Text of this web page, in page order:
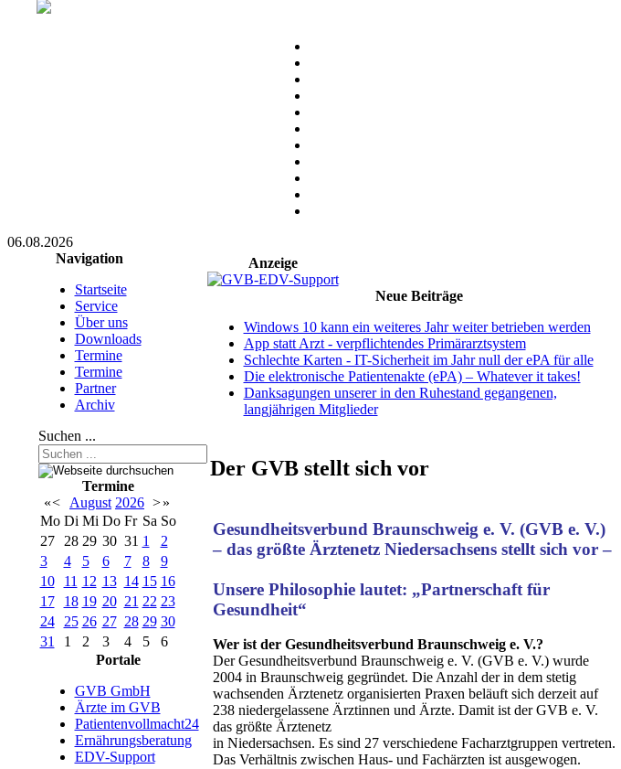
06.08.2026
Navigation
Startseite
Service
Über uns
Downloads
Termine
Termine
Partner
Archiv
Suchen ...
Termine
«< August 2026 >»
Mo Di Mi Do Fr Sa So
27
28 29 30 31 1
2
3
4 5 6 7 8
9
10
11 12 13 14 15 16
17
18 19 20 21 22 23
24
25 26 27 28 29 30
31
1 2 3 4 5
6
Portale
GVB GmbH
Ärzte im GVB
Patientenvollmacht24
Ernährungsberatung
EDV-Support
Anzeige
Neue Beiträge
Windows 10 kann ein weiteres Jahr weiter betrieben werden
App statt Arzt - verpflichtendes Primärarztsystem
Schlechte Karten - IT-Sicherheit im Jahr null der ePA für alle
Die elektronische Patientenakte (ePA) – Whatever it takes!
Danksagungen unserer in den Ruhestand gegangenen,
langjährigen Mitglieder
Der GVB stellt sich vor
Gesundheitsverbund Braunschweig e. V. (GVB e. V.)
– das größte Ärztenetz Niedersachsens stellt sich vor –
Unsere Philosophie lautet: „Partnerschaft für
Gesundheit“
Wer ist der Gesundheitsverbund Braunschweig e. V.?
Der Gesundheitsverbund Braunschweig e. V. (GVB e. V.) wurde
2004 in Braunschweig gegründet. Die Anzahl der in dem stetig
wachsenden Ärztenetz organisierten Praxen beläuft sich derzeit auf
238 niedergelassene Ärztinnen und Ärzte. Damit ist der GVB e. V.
das größte Ärztenetz
in Niedersachsen. Es sind 27 verschiedene Facharztgruppen vertreten.
Das Verhältnis zwischen Haus- und Fachärzten ist ausgewogen.